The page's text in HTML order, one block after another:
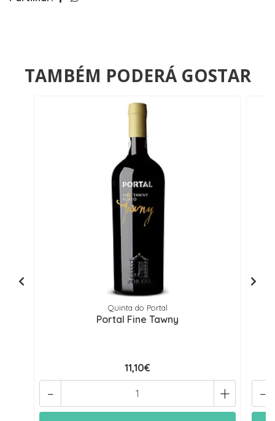
TAMBÉM PODERÁ GOSTAR
Quinta do Portal
Portal Fine Tawny
11,10€
+
- -